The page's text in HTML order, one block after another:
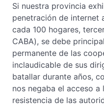
Si nuestra provincia
penetración de internet
cada 100 hogares,
CABA), se debe
permanente de las
inclaudicable de sus
batallar durante años,
nos negaba el acceso
resistencia de las